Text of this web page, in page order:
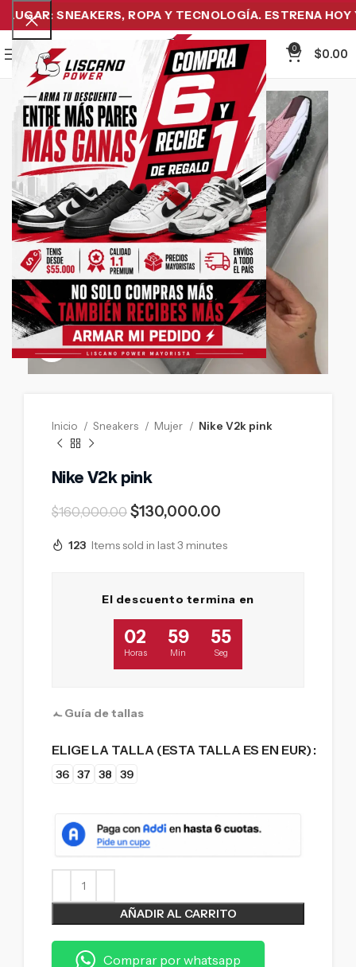
SNEAKERS, ROPA Y TECNOLOGÍA. ESTRENA HOY Y
Menu
0
$0.00
-19%
Click to enlarge
Inicio Sneakers Mujer Nike V2k pink
Nike V2k pink
$160,000.00 $130,000.00
123 Items sold in last 3 minutes
El descuento termina en
02
Horas
59
Min
54
Seg
Guía de tallas
ELIGE LA TALLA (ESTA TALLA ES EN EUR)
36 37 38 39
AÑADIR AL CARRITO
Comprar por whatsapp